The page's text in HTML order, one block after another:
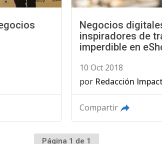
Negocios
inspiradores de
imperdible en
10 Oct 2018
por Redacción
Compartir
Página 1 de 1